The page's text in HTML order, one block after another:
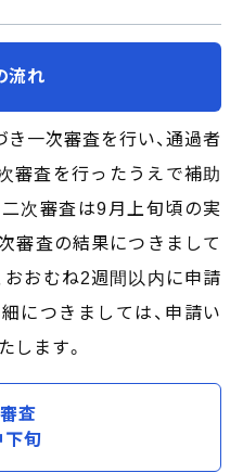
流れ
き一次審査を行い、通過者
審査を行ったうえで補助
次審査は9月上旬頃の実
審査の結果につきまして
おおむね2週間以内に申請
につきましては、申請い
します。
査
下旬